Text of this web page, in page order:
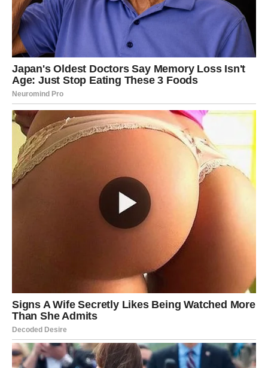
u većini slučajeva
nisu nerješiv problem
. Uz pravilno pranje,
pažljivo sušenje i adekvatno odlaganje, moguće je značajno
produžiti vijek trajanja vaših omiljenih pantalona.
Ako posvetite malo više pažnje načinu održavanja trapera,
vaše farmerke mogu
kroj i udobnost– baš kao prvog dana kada ste ih kupili